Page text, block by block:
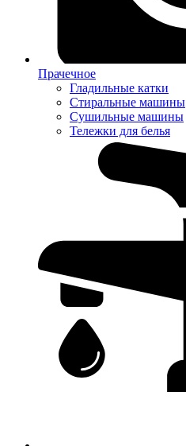
Прачечное
Гладильные катки
Стиральные машины
Сушильные машины
Тележки для белья